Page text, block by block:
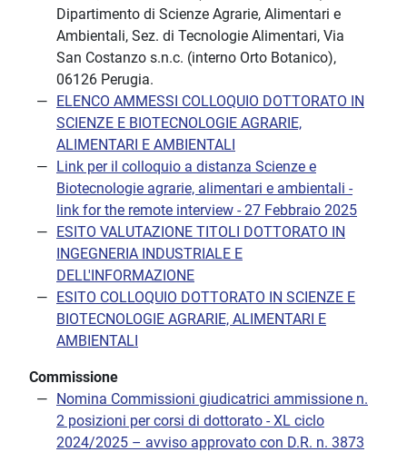
Dipartimento di Scienze Agrarie, Alimentari e
Ambientali, Sez. di Tecnologie Alimentari, Via
San Costanzo s.n.c. (interno Orto Botanico),
06126 Perugia.
ELENCO AMMESSI COLLOQUIO DOTTORATO IN
SCIENZE E BIOTECNOLOGIE AGRARIE,
ALIMENTARI E AMBIENTALI
Link per il colloquio a distanza Scienze e
Biotecnologie agrarie, alimentari e ambientali -
link for the remote interview - 27 Febbraio 2025
ESITO VALUTAZIONE TITOLI DOTTORATO IN
INGEGNERIA INDUSTRIALE E
DELL'INFORMAZIONE
ESITO COLLOQUIO DOTTORATO IN SCIENZE E
BIOTECNOLOGIE AGRARIE, ALIMENTARI E
AMBIENTALI
Commissione
Nomina Commissioni giudicatrici ammissione n.
2 posizioni per corsi di dottorato - XL ciclo
2024/2025 – avviso approvato con D.R. n. 3873